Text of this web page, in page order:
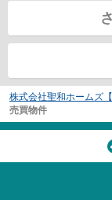
株式会社聖和ホームズ【
売買物件